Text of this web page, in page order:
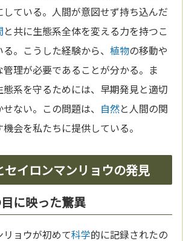
している。人間が意図せず持ち込んだ
と共に生態系全体を変える力を持つこ
る。こうした経験から、植物の移動や
理が必要であることが分かる。ま
態系を守るためには、早期発見と適切
ない。この問題は、 自然と人間の関
会を私たちに提供している。
セイロンマンリョウの発見
に映った驚異
リョウが初めて科学的に記録されたの